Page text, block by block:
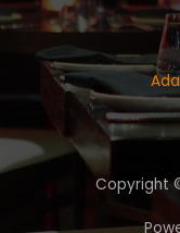
Copyright